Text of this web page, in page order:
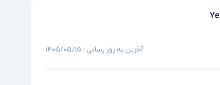
آخرین به روز رسانی : ۱۴۰۵/۰۵/۱۵